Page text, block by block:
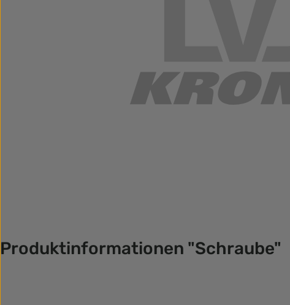
Produktinformationen "Schraube"